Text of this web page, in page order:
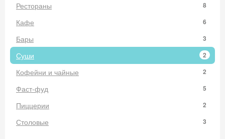
Рестораны 8
Кафе 6
Бары 3
Суши 2
Кофейни и чайные 2
Фаст-фуд 5
Пиццерии 2
Столовые 3